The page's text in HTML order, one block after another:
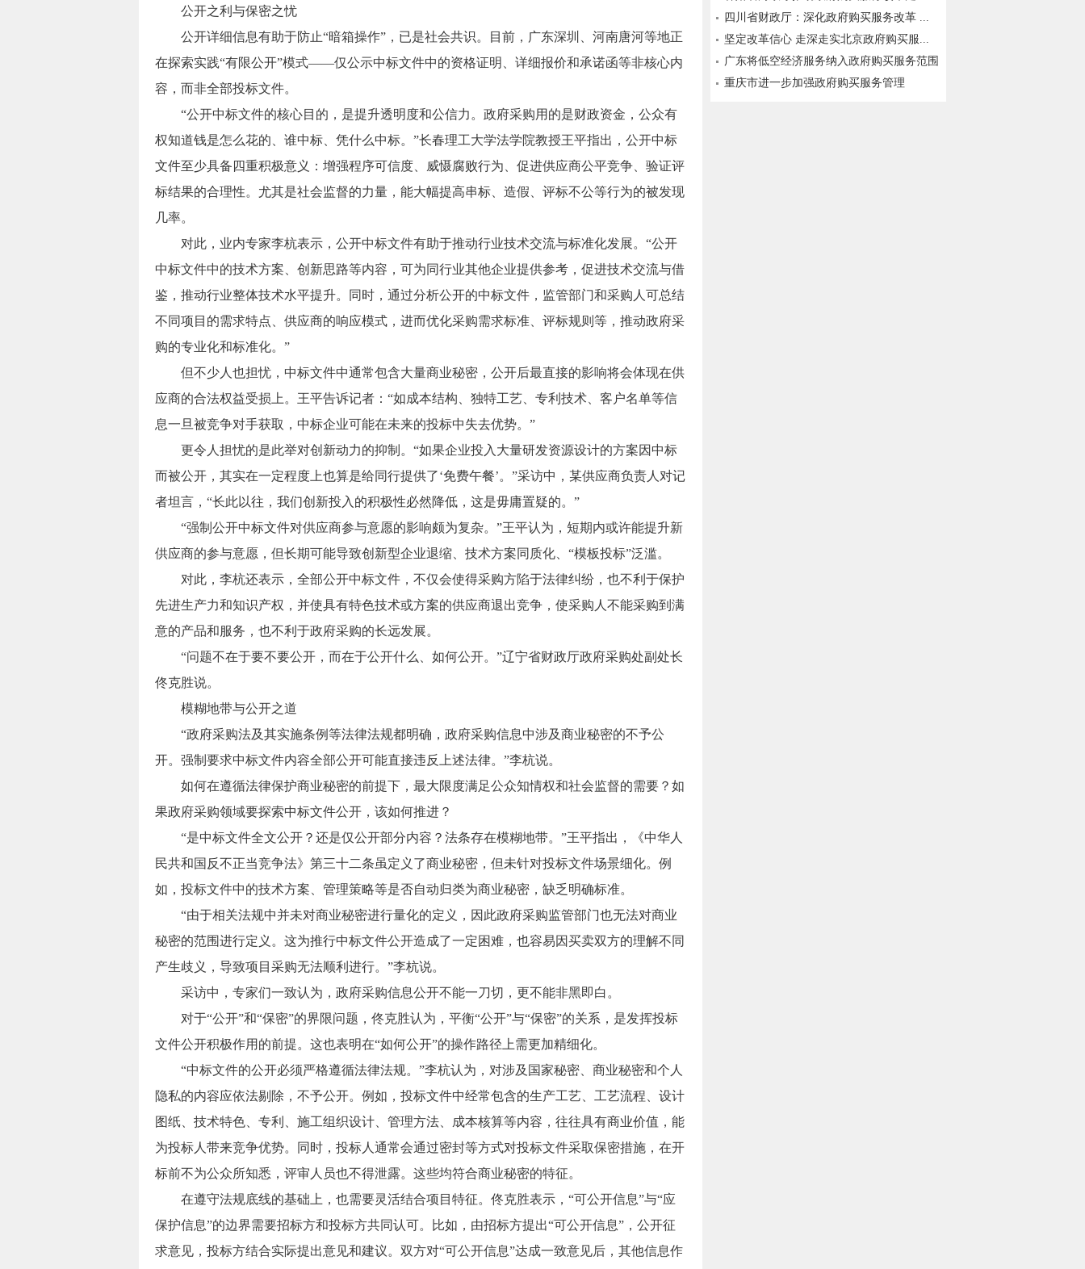
公开之利与保密之忧
公开详细信息有助于防止“暗箱操作”，已是社会共识。目前，广东深圳、河南唐河等地正
在探索实践“有限公开”模式——仅公示中标文件中的资格证明、详细报价和承诺函等非核心内
容，而非全部投标文件。
“公开中标文件的核心目的，是提升透明度和公信力。政府采购用的是财政资金，公众有
权知道钱是怎么花的、谁中标、凭什么中标。”长春理工大学法学院教授王平指出，公开中标
文件至少具备四重积极意义：增强程序可信度、威慑腐败行为、促进供应商公平竞争、验证评
标结果的合理性。尤其是社会监督的力量，能大幅提高串标、造假、评标不公等行为的被发现
几率。
对此，业内专家李杭表示，公开中标文件有助于推动行业技术交流与标准化发展。“公开
中标文件中的技术方案、创新思路等内容，可为同行业其他企业提供参考，促进技术交流与借
鉴，推动行业整体技术水平提升。同时，通过分析公开的中标文件，监管部门和采购人可总结
不同项目的需求特点、供应商的响应模式，进而优化采购需求标准、评标规则等，推动政府采
购的专业化和标准化。”
但不少人也担忧，中标文件中通常包含大量商业秘密，公开后最直接的影响将会体现在供
应商的合法权益受损上。王平告诉记者：“如成本结构、独特工艺、专利技术、客户名单等信
息一旦被竞争对手获取，中标企业可能在未来的投标中失去优势。”
更令人担忧的是此举对创新动力的抑制。“如果企业投入大量研发资源设计的方案因中标
而被公开，其实在一定程度上也算是给同行提供了‘免费午餐’。”采访中，某供应商负责人对记
者坦言，“长此以往，我们创新投入的积极性必然降低，这是毋庸置疑的。”
“强制公开中标文件对供应商参与意愿的影响颇为复杂。”王平认为，短期内或许能提升新
供应商的参与意愿，但长期可能导致创新型企业退缩、技术方案同质化、“模板投标”泛滥。
对此，李杭还表示，全部公开中标文件，不仅会使得采购方陷于法律纠纷，也不利于保护
先进生产力和知识产权，并使具有特色技术或方案的供应商退出竞争，使采购人不能采购到满
意的产品和服务，也不利于政府采购的长远发展。
“问题不在于要不要公开，而在于公开什么、如何公开。”辽宁省财政厅政府采购处副处长
佟克胜说。
模糊地带与公开之道
“政府采购法及其实施条例等法律法规都明确，政府采购信息中涉及商业秘密的不予公
开。强制要求中标文件内容全部公开可能直接违反上述法律。”李杭说。
如何在遵循法律保护商业秘密的前提下，最大限度满足公众知情权和社会监督的需要？如
果政府采购领域要探索中标文件公开，该如何推进？
“是中标文件全文公开？还是仅公开部分内容？法条存在模糊地带。”王平指出，《中华人
民共和国反不正当竞争法》第三十二条虽定义了商业秘密，但未针对投标文件场景细化。例
如，投标文件中的技术方案、管理策略等是否自动归类为商业秘密，缺乏明确标准。
“由于相关法规中并未对商业秘密进行量化的定义，因此政府采购监管部门也无法对商业
秘密的范围进行定义。这为推行中标文件公开造成了一定困难，也容易因买卖双方的理解不同
产生歧义，导致项目采购无法顺利进行。”李杭说。
采访中，专家们一致认为，政府采购信息公开不能一刀切，更不能非黑即白。
对于“公开”和“保密”的界限问题，佟克胜认为，平衡“公开”与“保密”的关系，是发挥投标
文件公开积极作用的前提。这也表明在“如何公开”的操作路径上需更加精细化。
“中标文件的公开必须严格遵循法律法规。”李杭认为，对涉及国家秘密、商业秘密和个人
隐私的内容应依法剔除，不予公开。例如，投标文件中经常包含的生产工艺、工艺流程、设计
图纸、技术特色、专利、施工组织设计、管理方法、成本核算等内容，往往具有商业价值，能
为投标人带来竞争优势。同时，投标人通常会通过密封等方式对投标文件采取保密措施，在开
标前不为公众所知悉，评审人员也不得泄露。这些均符合商业秘密的特征。
在遵守法规底线的基础上，也需要灵活结合项目特征。佟克胜表示，“可公开信息”与“应
保护信息”的边界需要招标方和投标方共同认可。比如，由招标方提出“可公开信息”，公开征
求意见，投标方结合实际提出意见和建议。双方对“可公开信息”达成一致意见后，其他信息作
四川省财政厅：深化政府购买服务改革 ...
坚定改革信心 走深走实北京政府购买服...
广东将低空经济服务纳入政府购买服务范围
重庆市进一步加强政府购买服务管理